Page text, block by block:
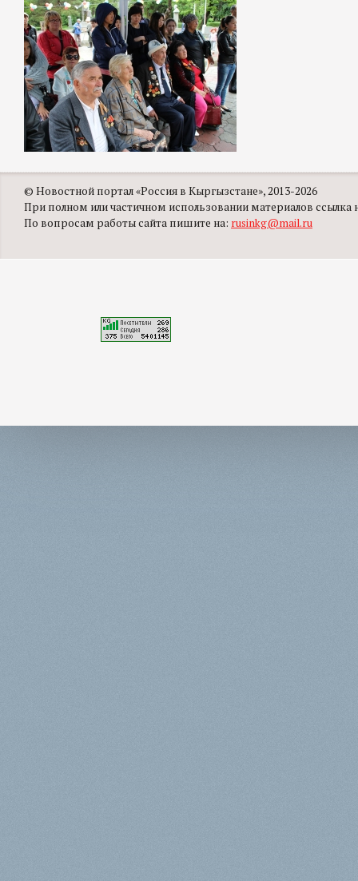
© Новостной портал «Россия в Кыргызстане», 2013-2026
При полном или частичном использовании материалов ссылка
По вопросам работы сайта пишите на: rusinkg@mail.ru